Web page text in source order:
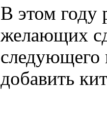
В этом году
желающих
следующего
добавить